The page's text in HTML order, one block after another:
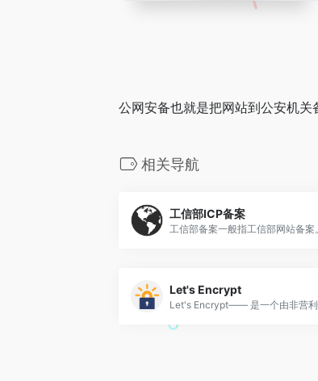
公网安备也就是把网站到公安机
相关导航
工信部ICP备案
Let's Encrypt